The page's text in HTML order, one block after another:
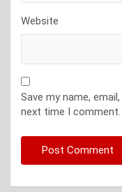
Website
Save my name,
next time I comment.